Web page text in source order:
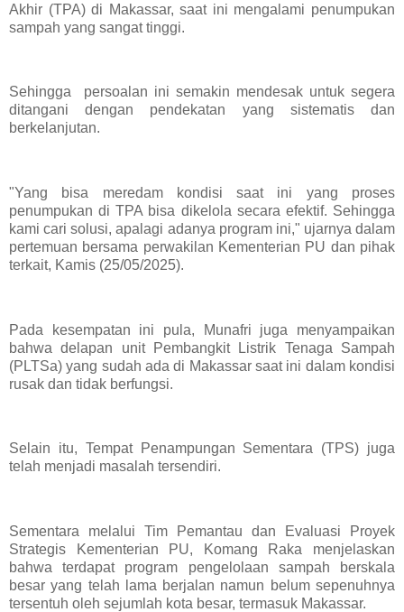
Akhir (TPA) di Makassar, saat ini mengalami penumpukan
sampah yang sangat tinggi.
Sehingga persoalan ini semakin mendesak untuk segera
ditangani dengan pendekatan yang sistematis dan
berkelanjutan.
"Yang bisa meredam kondisi saat ini yang proses
penumpukan di TPA bisa dikelola secara efektif. Sehingga
kami cari solusi, apalagi adanya program ini," ujarnya dalam
pertemuan bersama perwakilan Kementerian PU dan pihak
terkait, Kamis (25/05/2025).
Pada kesempatan ini pula, Munafri juga menyampaikan
bahwa delapan unit Pembangkit Listrik Tenaga Sampah
(PLTSa) yang sudah ada di Makassar saat ini dalam kondisi
rusak dan tidak berfungsi.
Selain itu, Tempat Penampungan Sementara (TPS) juga
telah menjadi masalah tersendiri.
Sementara melalui Tim Pemantau dan Evaluasi Proyek
Strategis Kementerian PU, Komang Raka menjelaskan
bahwa terdapat program pengelolaan sampah berskala
besar yang telah lama berjalan namun belum sepenuhnya
tersentuh oleh sejumlah kota besar, termasuk Makassar.